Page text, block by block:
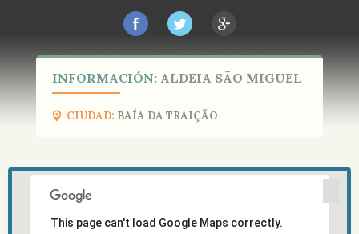
INFORMACIÓN: ALDEIA SÃO MIGUEL
CIUDAD: BAÍA DA TRAIÇÃO
This page can't load Google Maps correctly.